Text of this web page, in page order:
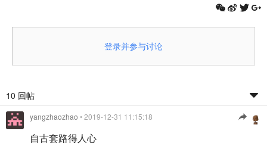
登录并参与讨论
10 回帖
yangzhaozhao • 2019-12-31 11:15:18
自古套路得人心